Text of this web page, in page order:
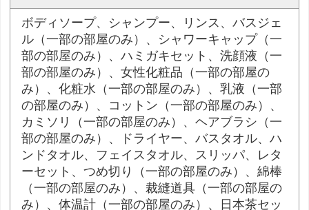
ボディソープ、シャンプー、リンス、バスジェ
ル（一部の部屋のみ）、シャワーキャップ（一
部の部屋のみ）、ハミガキセット、洗顔液（一
部の部屋のみ）、女性化粧品（一部の部屋の
み）、化粧水（一部の部屋のみ）、乳液（一部
の部屋のみ）、コットン（一部の部屋のみ）、
カミソリ（一部の部屋のみ）、ヘアブラシ（一
部の部屋のみ）、ドライヤー、バスタオル、ハ
ンドタオル、フェイスタオル、スリッパ、レタ
ーセット、つめ切り（一部の部屋のみ）、綿棒
（一部の部屋のみ）、裁縫道具（一部の部屋の
み）、体温計（一部の部屋のみ）、日本茶セッ